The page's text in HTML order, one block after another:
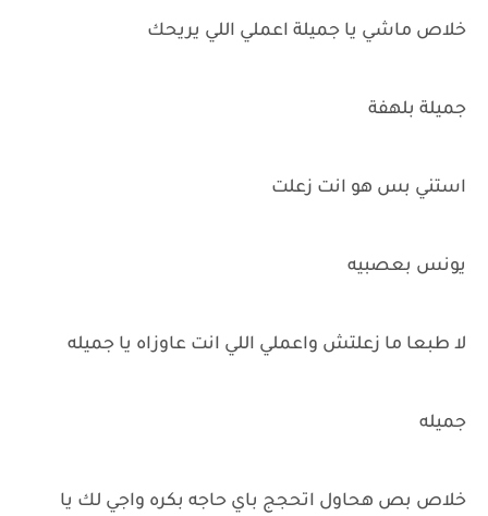
خلاص ماشي يا جميلة اعملي اللي يريحك
جميلة بلهفة
استني بس هو انت زعلت
يونس بعصبيه
لا طبعا ما زعلتش واعملي اللي انت عاوزاه يا جميله
جميله
خلاص بص هحاول اتحجج باي حاجه بكره واجي لك يا